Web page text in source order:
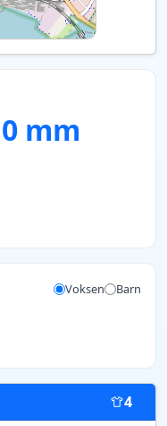
0 mm
Voksen Barn
4